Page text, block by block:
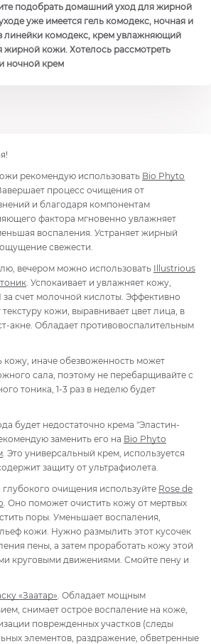
подобрать домашний уход для жирной
уже имеется гель комодекс, ночная и
линейки комодекс, крем увлажняющий
жирной кожи. Хотелось рассмотреть
ночной крем
рекомендую использовать Bio Phyto
Завершает процесс очищения от
и благодаря компонентам
фактора мгновенно увлажняет
воспаления. Устраняет жирный
свежести.
вечером можно использовать Illustrious
. Успокаивает и увлажняет кожу,
счет молочной кислоты. Эффективно
кожи, выравнивает цвет лица, в
акне. Обладает противовоспалительным
иначе обезвоженность может
сала, поэтому не перебарщивайте с
тоника, 1-3 раз в неделю будет
будет недостаточно крема "Эластин-
заменить его на Bio Phyto
. Это универсальный крем, используется
защиту от ультрафиолета.
глубокого очищения используйте Rose de
. Оно поможет очистить кожу от мертвых
поры. Уменьшает воспаления,
кожи. Нужно размылить этот кусочек
пены, а затем проработать кожу этой
круговыми движениями. Смойте пену и
«Заатар» . Обладает мощным
снимает острое воспаление на коже,
поврежденных участков (следы
элементов, раздражение, обветренные